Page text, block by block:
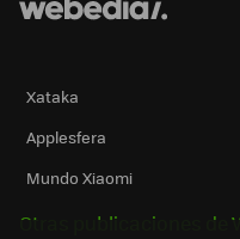
Xataka
Applesfera
Mundo Xiaomi
Otras publicaciones de